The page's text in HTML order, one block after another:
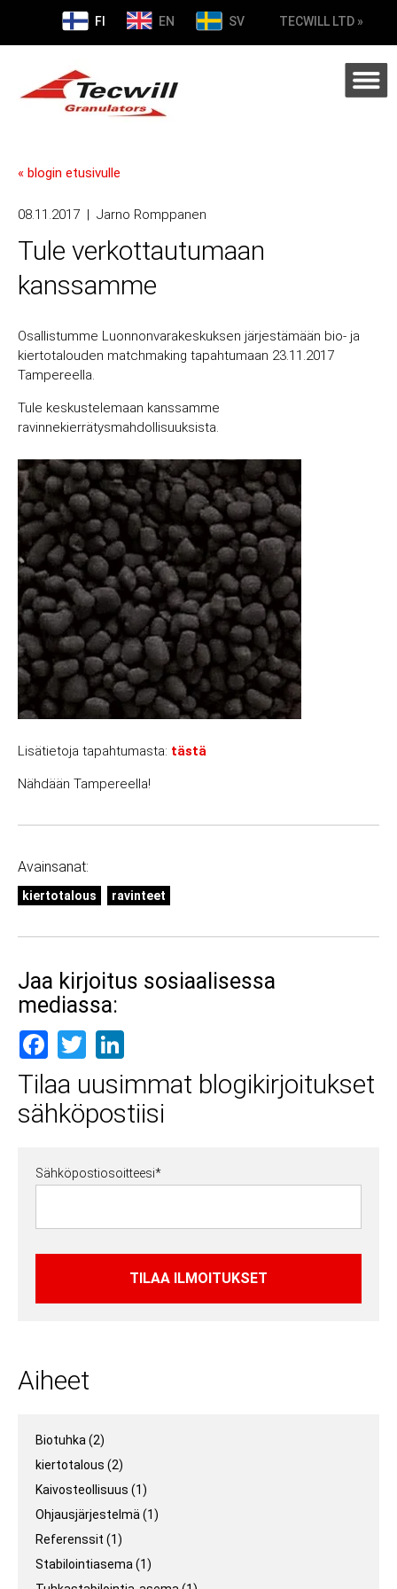
FI EN SV TECWILL LTD »
« blogin etusivulle
08.11.2017 | Jarno Romppanen
Tule verkottautumaan
kanssamme
Osallistumme Luonnonvarakeskuksen järjestämään bio- ja
kiertotalouden matchmaking tapahtumaan 23.11.2017
Tampereella.
Tule keskustelemaan kanssamme
ravinnekierrätysmahdollisuuksista.
Lisätietoja tapahtumasta: tästä
Nähdään Tampereella!
Avainsanat:
kiertotalous ravinteet
Jaa kirjoitus sosiaalisessa
mediassa:
FacebookTwitter
Tilaa uusimmat blogikirjoitukset
sähköpostiisi
Sähköpostiosoitteesi*
Aiheet
Biotuhka (2)
kiertotalous (2)
Kaivosteollisuus (1)
Ohjausjärjestelmä (1)
Referenssit (1)
Stabilointiasema (1)